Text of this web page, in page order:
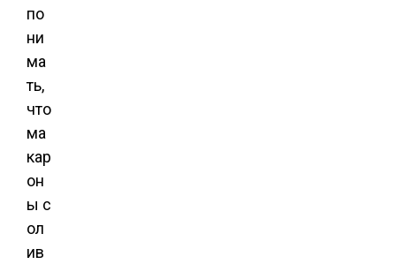
по
ни
ма
ть,
что
ма
кар
он
ы с
ол
ив